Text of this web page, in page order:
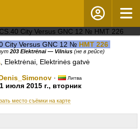
City Versus GNC 12 № HMT 226
203 Elektrėnai — Vilnius(не в рейсе)
, Elektrėnai, Elektrinės gatvė
· Литва
июля 2015 г., вторник
место съёмки на карте